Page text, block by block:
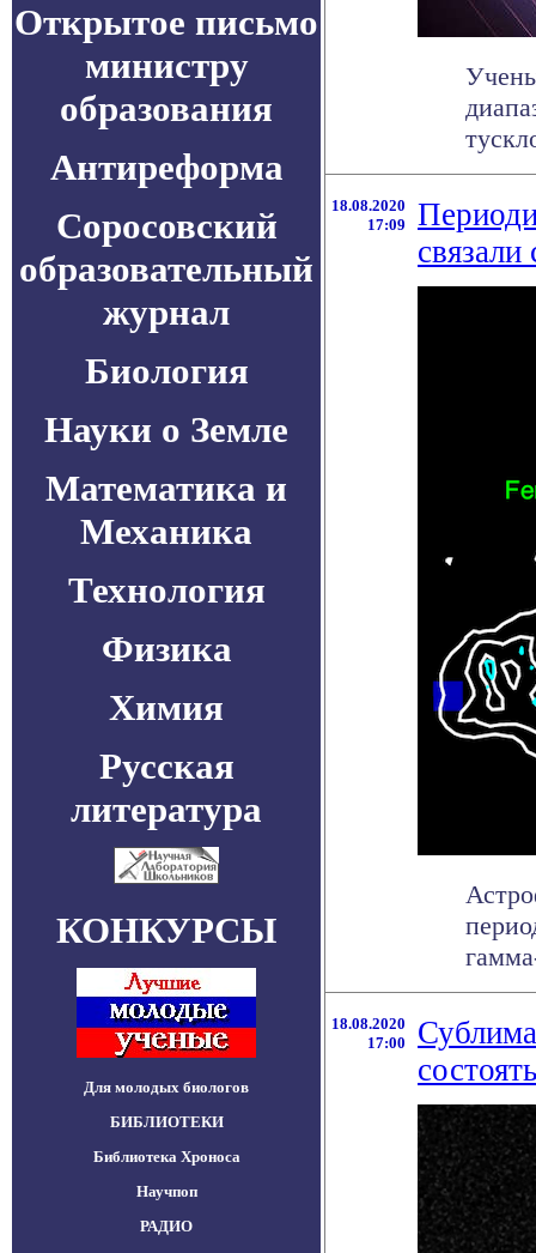
Открытое письмо
министру
образования
Антиреформа
Соросовский
образовательный
журнал
Биология
Науки о Земле
Математика и
Механика
Технология
Физика
Химия
Русская
литература
КОНКУРСЫ
Для молодых биологов
БИБЛИОТЕКИ
Библиотека Хроноса
Научпоп
РАДИО
18.08.2020
17:09
связали
18.08.2020
17:00